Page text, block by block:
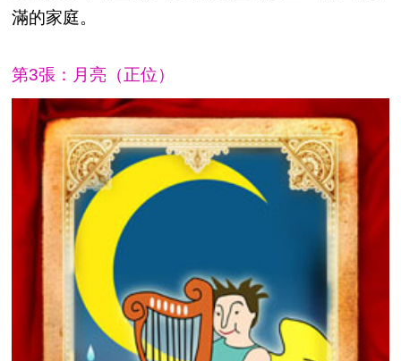
滿的家庭。
第3張：月亮（正位）